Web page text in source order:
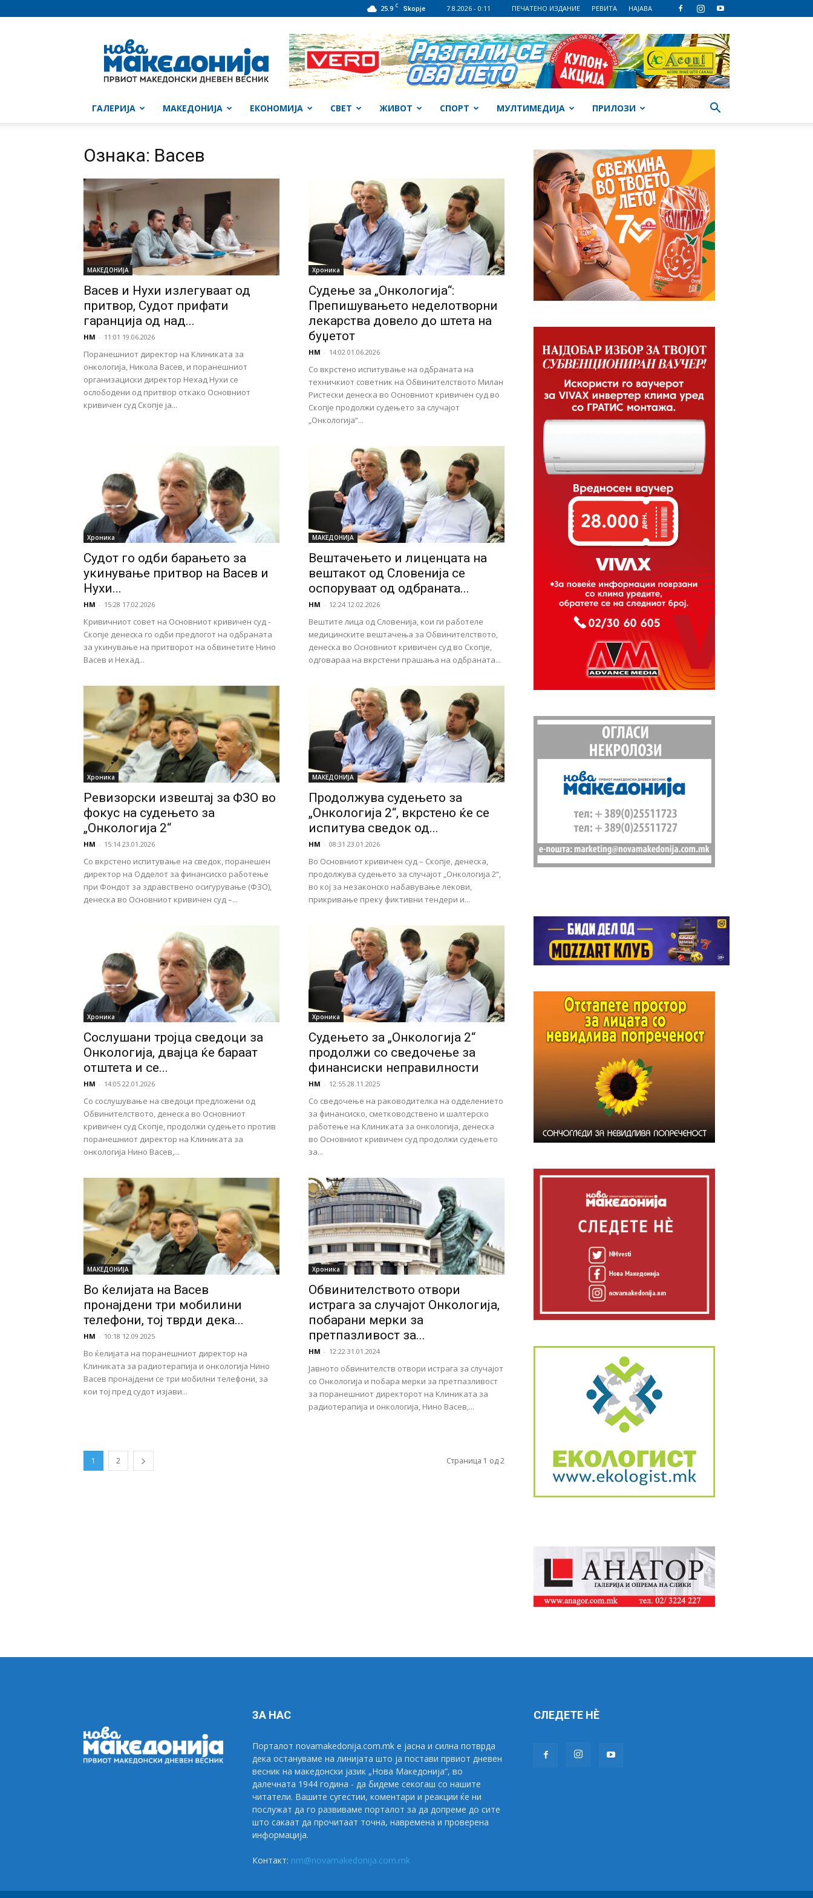
25.9 C Skopje 7.8.2026 - 0:11 ПЕЧАТЕНО ИЗДАНИЕ РЕВИТА НАЈАВА
Македонија
ГАЛЕРИЈА МАКЕДОНИЈА ЕКОНОМИЈА СВЕТ ЖИВОТ СПОРТ МУЛТИМЕДИЈА ПРИЛОЗИ
Ознака: Васев
МАКЕДОНИЈА
Васев и Нухи излегуваат од
притвор, Судот прифати
гаранција од над...
НМ - 11:01 19.06.2026
Поранешниот директор на Клиниката за
онкологија, Никола Васев, и поранешниот
организациски директор Нехад Нухи се
ослободени од притвор откако Основниот
кривичен суд Скопје ја...
Хроника
Судење за „Онкологија“:
Препишувањето неделотворни
лекарства довело до штета на
буџетот
НМ - 14:02 01.06.2026
Со вкрстено испитување на одбраната на
техничкиот советник на Обвинителството Милан
Ристески денеска во Основниот кривичен суд во
Скопје продолжи судењето за случајот
„Онкологија“...
Хроника
Судот го одби барањето за
укинување притвор на Васев и
Нухи...
НМ - 15:28 17.02.2026
Кривичниот совет на Основниот кривичен суд -
Скопје денеска го одби предлогот на одбраната
за укинување на притворот на обвинетите Нино
Васев и Нехад...
МАКЕДОНИЈА
Вештачењето и лиценцата на
вештакот од Словенија се
оспоруваат од одбраната...
НМ - 12:24 12.02.2026
Вештите лица од Словенија, кои ги работеле
медицинските вештачења за Обвинителството,
денеска во Основниот кривичен суд во Скопје,
одговараа на вкрстени прашања на одбраната...
Хроника
Ревизорски извештај за ФЗО во
фокус на судењето за
„Онкологија 2“
НМ - 15:14 23.01.2026
Со вкрстено испитување на сведок, поранешен
директор на Одделот за финансиско работење
при Фондот за здравствено осигурување (ФЗО),
денеска во Основниот кривичен суд –...
МАКЕДОНИЈА
Продолжува судењето за
„Онкологија 2“, вкрстено ќе се
испитува сведок од...
НМ - 08:31 23.01.2026
Во Основниот кривичен суд – Скопје, денеска,
продолжува судењето за случајот „Онкологија 2“,
во кој за незаконско набавување лекови,
прикривање преку фиктивни тендери и...
Хроника
Сослушани тројца сведоци за
Онкологија, двајца ќе бараат
отштета и се...
НМ - 14:05 22.01.2026
Со сослушување на сведоци предложени од
Обвинителството, денеска во Основниот
кривичен суд Скопје, продолжи судењето против
поранешниот директор на Клиниката за
онкологија Нино Васев,...
Хроника
Судењето за „Онкологија 2“
продолжи со сведочење за
финансиски неправилности
НМ - 12:55 28.11.2025
Со сведочење на раководителка на одделението
за финансиско, сметководствено и шалтерско
работење на Клиниката за онкологија, денеска
во Основниот кривичен суд продолжи судењето
за...
МАКЕДОНИЈА
Во ќелијата на Васев
пронајдени три мобилини
телефони, тој тврди дека...
НМ - 10:18 12.09.2025
Во ќелијата на поранешниот директор на
Клиниката за радиотерапија и онкологија Нино
Васев пронајдени се три мобилни телефони, за
кои тој пред судот изјави...
Хроника
Обвинителството отвори
истрага за случајот Онкологија,
побарани мерки за
претпазливост за...
НМ - 12:22 31.01.2024
Јавното обвинителств отвори истрага за случајот
со Онкологија и побара мерки за претпазливост
за поранешниот директорот на Клиниката за
радиотерапија и онкологија, Нино Васев,...
1 2 Страница 1 од 2
ЗА НАС
Порталот novamakedonija.com.mk е јасна и силна потврда
дека остануваме на линијата што ја постави првиот дневен
весник на македонски јазик „Нова Македонија“, во
далечната 1944 година - да бидеме секогаш со нашите
читатели. Вашите сугестии, коментари и реакции ќе ни
послужат да го развиваме порталот за да допреме до сите
што сакаат да прочитаат точна, навремена и проверена
информација.
Контакт: nm@novamakedonija.com.mk
СЛЕДЕТЕ НÈ